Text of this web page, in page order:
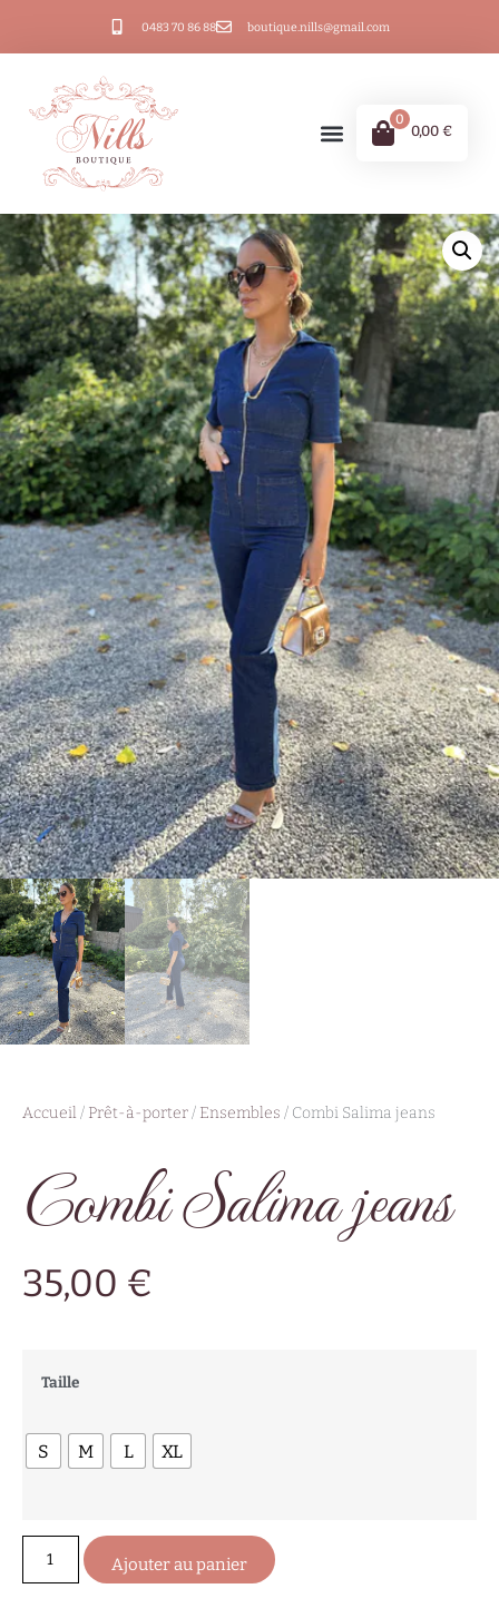
0483 70 86 88 boutique.nills@gmail.com
0
0,00 €
Accueil/ Prêt-à-porter/ Ensembles / Combi Salima jeans
Combi Salima jeans
35,00 €
Taille
S M L XL
Ajouter au panier